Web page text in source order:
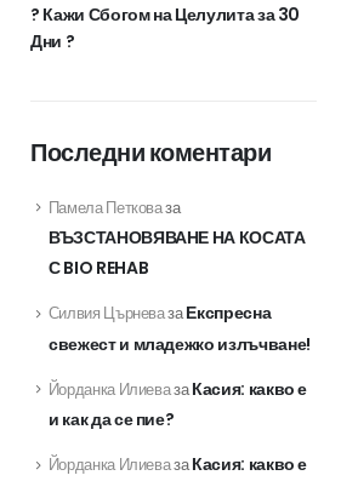
? Кажи Сбогом на Целулита за 30
Дни ?
Последни коментари
Памела Петковаза
ВЪЗСТАНОВЯВАНЕ НА КОСАТА
С BIO REHAB
Силвия ЦърневазаЕкспресна
свежест и младежко излъчване!
Йорданка ИлиевазаКасия: какво е
и как да се пие?
Йорданка ИлиевазаКасия: какво е